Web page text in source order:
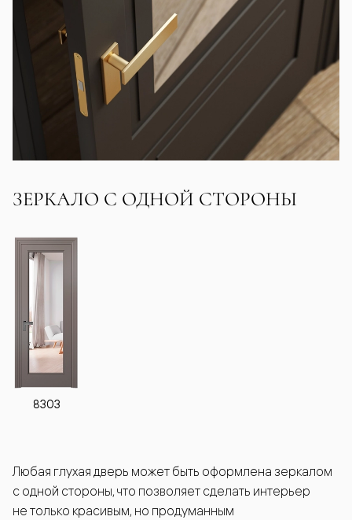
ЗЕРКАЛО С ОДНОЙ СТОРОНЫ
8303
Любая глухая дверь может быть оформлена зеркалом
с одной стороны, что позволяет сделать интерьер
не только красивым, но продуманным